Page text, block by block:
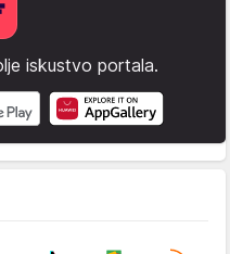
iskustvo portala.